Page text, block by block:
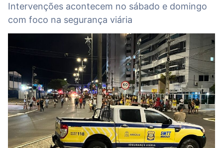
Intervenções acontecem no sábado e domingo
com foco na segurança viária